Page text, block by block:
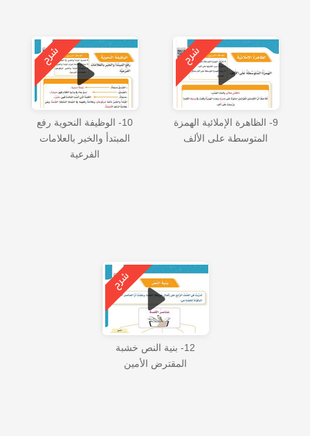
9- الظاهرة الإملائية الهمزة
المتوسطة على الألف
10- الوظيفة النحوية رفع
المبتدأ والخبر بالعلامات
الفرعية
12- بنية النص خشبة
المقترض الأمين